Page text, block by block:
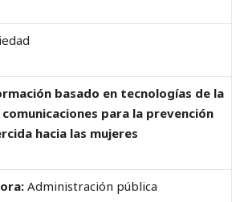
basado en tecnologías de la
para la prevención
hacia las mujeres
Administración pública